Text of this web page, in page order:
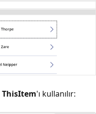
ThisItem'ı kullanılır: